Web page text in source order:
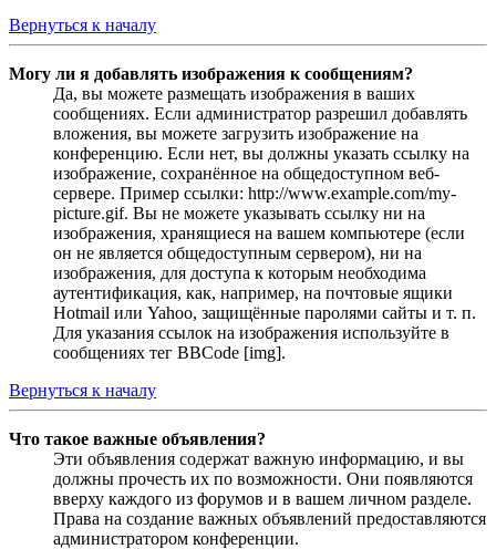
Вернуться к началу
Могу ли я добавлять изображения к сообщениям?
Да, вы можете размещать изображения в ваших
сообщениях. Если администратор разрешил добавлять
вложения, вы можете загрузить изображение на
конференцию. Если нет, вы должны указать ссылку на
изображение, сохранённое на общедоступном веб-
сервере. Пример ссылки: http://www.example.com/my-
picture.gif. Вы не можете указывать ссылку ни на
изображения, хранящиеся на вашем компьютере (если
он не является общедоступным сервером), ни на
изображения, для доступа к которым необходима
аутентификация, как, например, на почтовые ящики
Hotmail или Yahoo, защищённые паролями сайты и т. п.
Для указания ссылок на изображения используйте в
сообщениях тег BBCode [img].
Вернуться к началу
Что такое важные объявления?
Эти объявления содержат важную информацию, и вы
должны прочесть их по возможности. Они появляются
вверху каждого из форумов и в вашем личном разделе.
Права на создание важных объявлений предоставляются
администратором конференции.